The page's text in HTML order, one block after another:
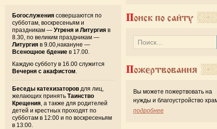
Богослужения совершаются по
субботам, воскресеньям и
праздникам — Утреня и Литургия в
8.30, по великим праздникам —
Литургия в 9.00,накануне —
Всенощное бдение в 17.00.
Каждую субботу в 16.00 служится
Вечерня с акафистом
Беседы катехизаторов для лиц,
желающих принять Таинство
Крещения , а также для родителей
детей и крестных проходят по
субботам в 12:00 и по воскресеньям
в 13:00.
Поиск по сайту
Пожертвования
Вы можете пожертвовать на
нужды и благоустройство
подробнее